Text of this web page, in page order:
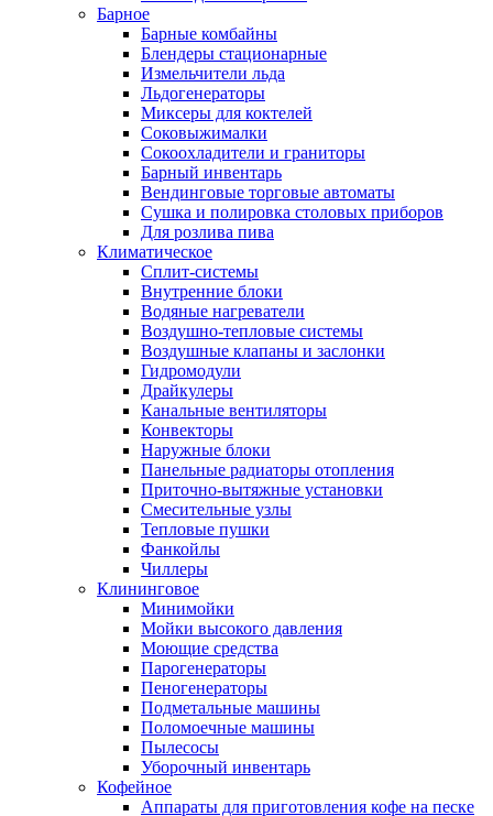
Барное
Барные комбайны
Блендеры стационарные
Измельчители льда
Льдогенераторы
Миксеры для коктелей
Соковыжималки
Сокоохладители и граниторы
Барный инвентарь
Вендинговые торговые автоматы
Сушка и полировка столовых приборов
Для розлива пива
Климатическое
Сплит-системы
Внутренние блоки
Водяные нагреватели
Воздушно-тепловые системы
Воздушные клапаны и заслонки
Гидромодули
Драйкулеры
Канальные вентиляторы
Конвекторы
Наружные блоки
Панельные радиаторы отопления
Приточно-вытяжные установки
Смесительные узлы
Тепловые пушки
Фанкойлы
Чиллеры
Клининговое
Минимойки
Мойки высокого давления
Моющие средства
Парогенераторы
Пеногенераторы
Подметальные машины
Поломоечные машины
Пылесосы
Уборочный инвентарь
Кофейное
Аппараты для приготовления кофе на песке